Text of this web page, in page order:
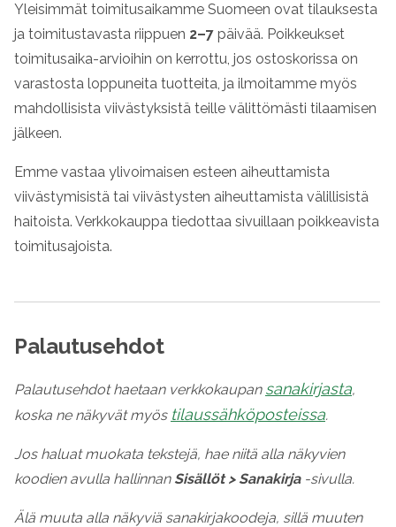
Yleisimmät toimitusaikamme Suomeen ovat tilauksesta
ja toimitustavasta riippuen 2–7 päivää. Poikkeukset
toimitusaika-arvioihin on kerrottu, jos ostoskorissa on
varastosta loppuneita tuotteita, ja ilmoitamme myös
mahdollisista viivästyksistä teille välittömästi tilaamisen
jälkeen.
Emme vastaa ylivoimaisen esteen aiheuttamista
viivästymisistä tai viivästysten aiheuttamista välillisistä
haitoista. Verkkokauppa tiedottaa sivuillaan poikkeavista
toimitusajoista.
Palautusehdot
Palautusehdot haetaan verkkokaupan sanakirjasta,
koska ne näkyvät myös tilaussähköposteissa.
Jos haluat muokata tekstejä, hae niitä alla näkyvien
koodien avulla hallinnan Sisällöt> Sanakirja-sivulla.
Älä muuta alla näkyviä sanakirjakoodeja, sillä muuten